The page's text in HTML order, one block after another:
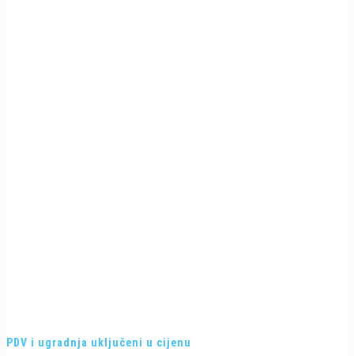
PDV i ugradnja uključeni u cijenu